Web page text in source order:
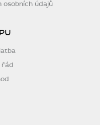
osobních údajů
řád